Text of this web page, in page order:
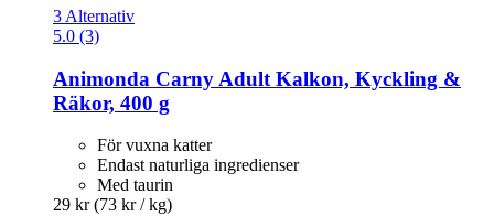
3 Alternativ
5.0 (3)
Animonda Carny Adult Kalkon, Kyckling &
Räkor, 400 g
För vuxna katter
Endast naturliga ingredienser
Med taurin
29 kr (73 kr / kg)